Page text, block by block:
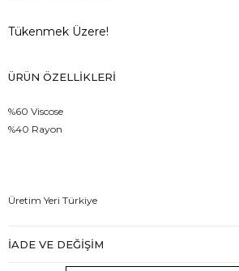
Tükenmek Üzere!
ÜRÜN ÖZELLIKLERI
%60 Viscose
%40 Rayon
Üretim Yeri Türkiye
İADE VE DEĞIŞIM